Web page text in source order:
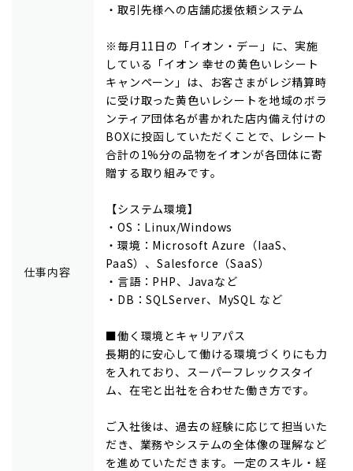
仕事内容
・取引先様への店舗応援依頼システム
※毎月11日の「イオン・デー」に、実施
している「イオン 幸せの黄色いレシート
キャンペーン」は、お客さまがレジ精算時
に受け取った黄色いレシートを地域のボラ
ンティア団体名が書かれた店内備え付けの
BOXに投函していただくことで、レシート
合計の1%分の品物をイオンが各団体に寄
贈する取り組みです。
【システム環境】
・OS：Linux/Windows
・環境：Microsoft Azure（IaaS、
PaaS）、Salesforce（SaaS）
・言語：PHP、Javaなど
・DB：SQLServer、MySQL など
■働く環境とキャリアパス
長期的に安心して働ける環境づくりにも力
を入れており、スーパーフレックスタイ
ム、在宅と出社を合わせた働き方です。
ご入社後は、過去の経験に応じて担当いた
だき、業務やシステムの全体像の理解など
を進めていただきます。一定のスキル・経